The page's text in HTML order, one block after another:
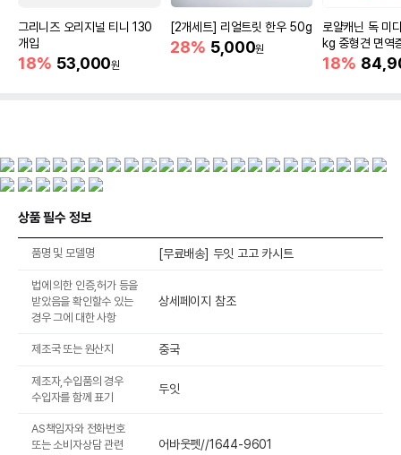
그리니즈 오리지널 티니 130
개입
18% 53,000원
[2개세트] 리얼트릿 한우 50g
28% 5,000원
로얄캐닌 독 미
kg 중형견 면역
18%
상품 필수 정보
품명 및 모델명 [무료배송] 두잇 고고 카시트
법에 의한 인증,허가 등을
받았음을 확인할수 있는
경우 그에 대한 사항
상세페이지 참조
제조국 또는 원산지 중국
제조자,수입품의 경우
수입자를 함께 표기
두잇
AS책임자와 전화번호
또는 소비자상담 관련
어바웃펫//1644-9601